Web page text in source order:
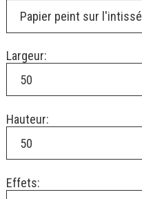
Papier peint sur l'intissé
Largeur:
Hauteur:
Effets: